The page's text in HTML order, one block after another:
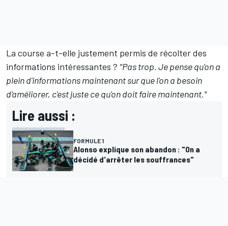
La course a-t-elle justement permis de récolter des
informations intéressantes ? "Pas trop. Je pense qu'on a
plein d'informations maintenant sur que l'on a besoin
d'améliorer, c'est juste ce qu'on doit faire maintenant."
Lire aussi :
FORMULE 1
Alonso explique son abandon : "On a
décidé d'arrêter les souffrances"